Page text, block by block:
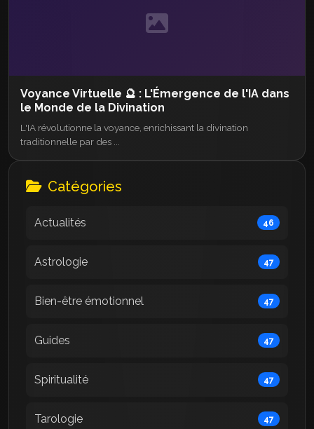
Voyance Virtuelle 🔮 : L'Émergence de l'IA dans
le Monde de la Divination
L'IA révolutionne la voyance, enrichissant la divination
traditionnelle par des ...
Catégories
Actualités 46
Astrologie 47
Bien-être émotionnel 47
Guides 47
Spiritualité 47
Tarologie 47